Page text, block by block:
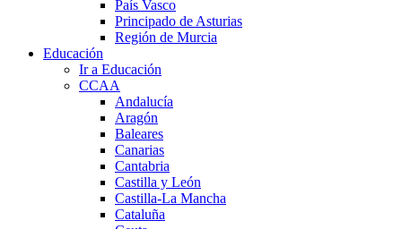
País Vasco
Principado de Asturias
Región de Murcia
Educación
Ir a Educación
CCAA
Andalucía
Aragón
Baleares
Canarias
Cantabria
Castilla y León
Castilla-La Mancha
Cataluña